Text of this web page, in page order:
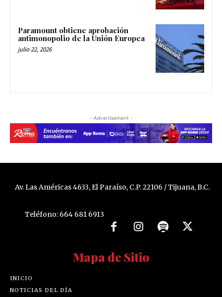
Paramount obtiene aprobación
antimonopolio de la Unión Europea
julio 22, 2026
- Advertisement -
Av. Las Américas 4633, El Paraíso, C.P. 22106 / Tijuana, B.C.
Teléfono: 664 681 6913
Mapa de Sitio
INICIO
NOTICIAS DEL DÍA